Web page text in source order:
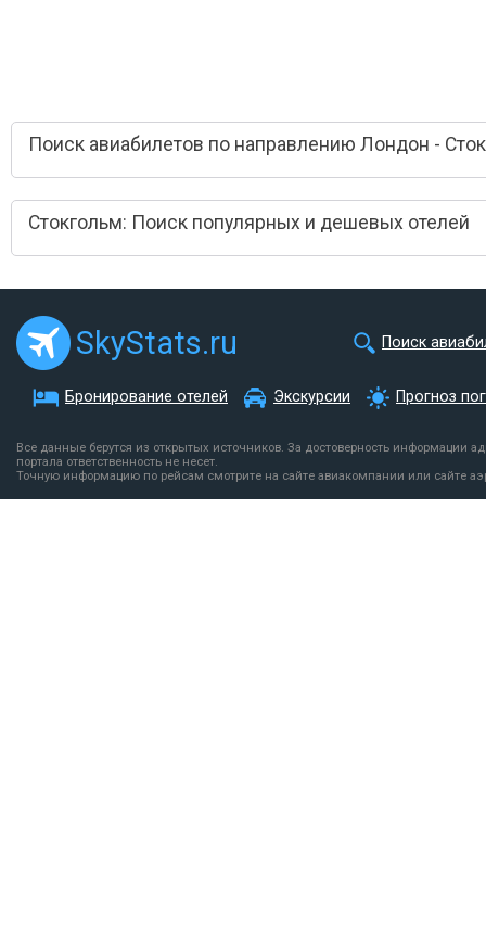
Поиск авиабилетов по направлению Лондон -
Стокгольм: Поиск популярных и дешевых отелей
SkyStats.ru Поиск
Бронирование отелей Экскурсии Прогноз
Все данные берутся из открытых источников. За достоверность информации
портала ответственность не несет.
Точную информацию по рейсам смотрите на сайте авиакомпании или сайте